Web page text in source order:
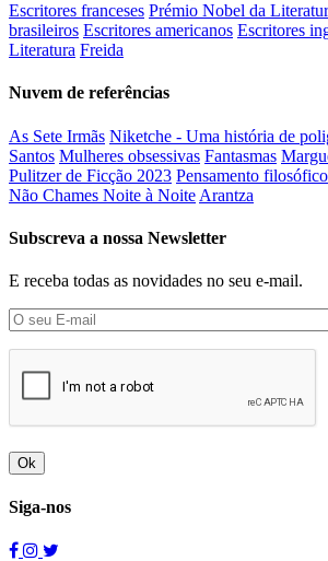
Escritores franceses Prémio Nobel da
brasileiros Escritores americanos Escritores
Literatura Freida
Nuvem de referências
As Sete Irmãs Niketche - Uma história de
Santos Mulheres obsessivas Fantasmas
Pulitzer de Ficção 2023 Pensamento filosófico
Não Chames Noite à Noite Arantza
Subscreva a nossa Newsletter
E receba todas as novidades no seu e-mail.
Ok
Siga-nos